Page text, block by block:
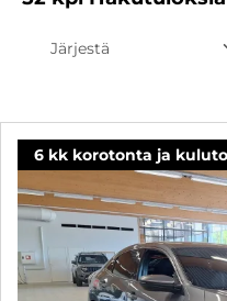
Järjestä
6 kk korotonta ja